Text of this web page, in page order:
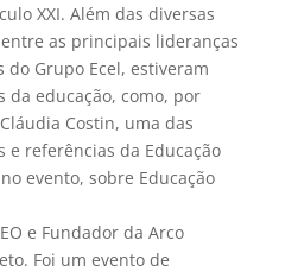
XXI. Além das diversas
as principais lideranças
do Grupo Ecel, estiveram
da educação, como, por
Costin, uma das
e referências da Educação
evento, sobre Educação
e Fundador da Arco
Foi um evento de